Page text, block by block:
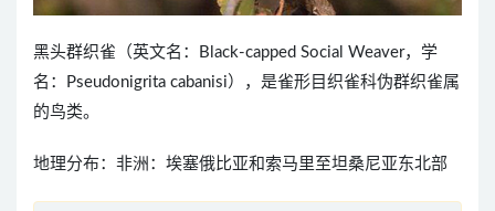
黑头群织雀（英文名：Black-capped Social Weaver，学
名：Pseudonigrita cabanisi），是雀形目织雀科伪群织雀属
的鸟类。
地理分布：非洲：埃塞俄比亚和索马里至坦桑尼亚东北部